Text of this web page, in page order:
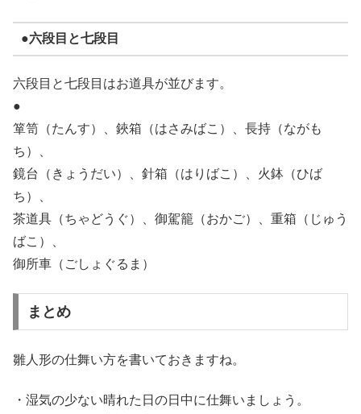
●六段目と七段目
六段目と七段目はお道具が並びます。
●
箪笥（たんす）、鋏箱（はさみばこ）、長持（ながも
ち）、
鏡台（きょうだい）、針箱（はりばこ）、火鉢（ひば
ち）、
茶道具（ちゃどうぐ）、御駕籠（おかご）、重箱（じゅう
ばこ）、
御所車（ごしょぐるま）
まとめ
雛人形の仕舞い方を書いておきますね。
・湿気の少ない晴れた日の日中に仕舞いましょう。